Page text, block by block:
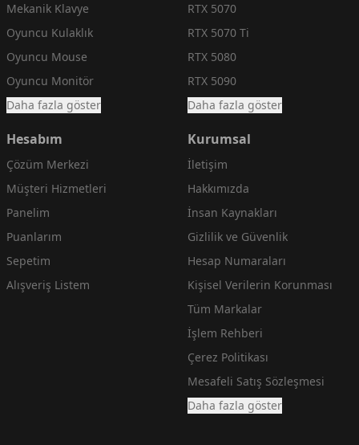
Mekanik Klavye
Oyuncu Kulaklık
Oyuncu Mouse
Oyuncu Monitör
Daha fazla göster
RTX 5070
RTX 5070 Ti
RTX 5080
RTX 5090
Daha fazla göster
Hesabım
Çözüm Merkezi
Müşteri Hizmetleri
Panelim
Puanlarım
Sepetim
Alışveriş Listem
Kurumsal
İletişim
Hakkımızda
İnsan Kaynakları
Gizlilik ve Güvenlik
Hesap Numaraları
Kişisel Verilerin Korunması
Tüm Markalar
İşlem Rehberi
Çerez Politikası
Mesafeli Satış Sözleşmesi
Daha fazla göster